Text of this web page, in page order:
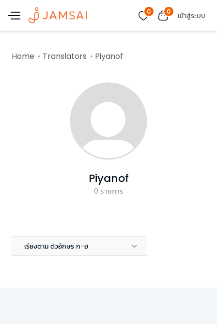
0 0 เข้าสู่ระบบ
Home Translators Piyanof
Piyanof
0 รายการ
เรียงตาม ตัวอักษร ก-ฮ